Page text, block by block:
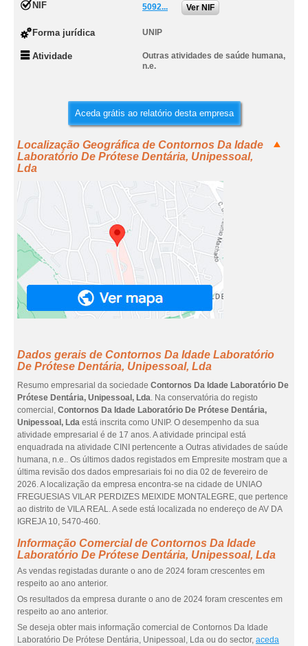
NIF 5092... Ver NIF
Forma jurídica UNIP
Atividade
Outras atividades de saúde humana,
n.e.
Aceda grátis ao relatório desta empresa
Localização Geográfica de Contornos Da Idade
Laboratório De Prótese Dentária, Unipessoal,
Lda
Dados gerais de Contornos Da Idade Laboratório
De Prótese Dentária, Unipessoal, Lda
Resumo empresarial da sociedade Contornos Da Idade Laboratório De
Prótese Dentária, Unipessoal, Lda. Na conservatória do registo
comercial, Contornos Da Idade Laboratório De Prótese Dentária,
Unipessoal, Lda está inscrita como UNIP. O desempenho da sua
atividade empresarial é de 17 anos. A atividade principal está
enquadrada na atividade CINI pertencente a Outras atividades de saúde
humana, n.e.. Os últimos dados registados em Empresite mostram que a
última revisão dos dados empresariais foi no dia 02 de fevereiro de
2026. A localização da empresa encontra-se na cidade de UNIAO
FREGUESIAS VILAR PERDIZES MEIXIDE MONTALEGRE, que pertence
ao distrito de VILA REAL. A sede está localizada no endereço de AV DA
IGREJA 10, 5470-460.
Informação Comercial de Contornos Da Idade
Laboratório De Prótese Dentária, Unipessoal, Lda
As vendas registadas durante o ano de 2024 foram crescentes em
respeito ao ano anterior.
Os resultados da empresa durante o ano de 2024 foram crescentes em
respeito ao ano anterior.
Se deseja obter mais informação comercial de Contornos Da Idade
Laboratório De Prótese Dentária, Unipessoal, Lda ou do sector, aceda